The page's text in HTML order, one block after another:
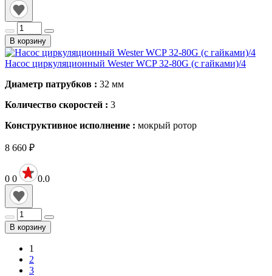
В корзину
Насос циркуляционный Wester WCP 32-80G (с гайками)/4
Диаметр патрубков : 32 мм
Количество скоростей : 3
Конструктивное исполнение : мокрый ротор
8 660 ₽
0 0 0.0
В корзину
1
2
3